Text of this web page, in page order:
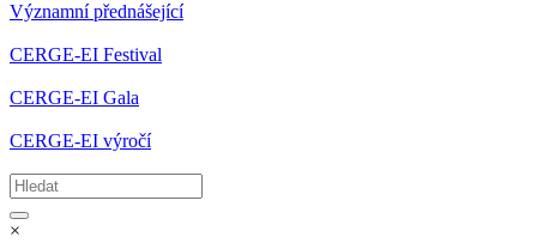
Významní přednášející
CERGE-EI Festival
CERGE-EI Gala
CERGE-EI výročí
×